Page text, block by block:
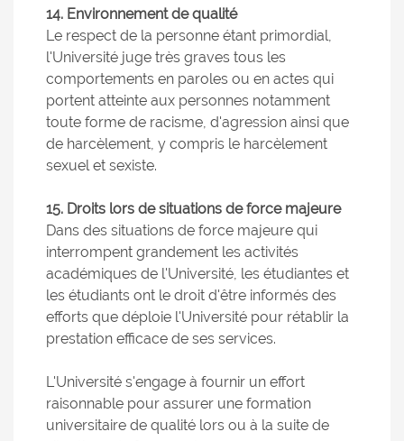
14. Environnement de qualité
Le respect de la personne étant primordial,
l'Université juge très graves tous les
comportements en paroles ou en actes qui
portent atteinte aux personnes notamment
toute forme de racisme, d'agression ainsi que
de harcèlement, y compris le harcèlement
sexuel et sexiste.
15. Droits lors de situations de force majeure
Dans des situations de force majeure qui
interrompent grandement les activités
académiques de l'Université, les étudiantes et
les étudiants ont le droit d'être informés des
efforts que déploie l'Université pour rétablir la
prestation efficace de ses services.
L'Université s'engage à fournir un effort
raisonnable pour assurer une formation
universitaire de qualité lors ou à la suite de